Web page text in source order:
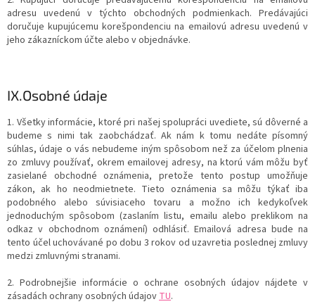
adresu uvedenú v týchto obchodných podmienkach. Predávajúci
doručuje kupujúcemu korešpondenciu na emailovú adresu uvedenú v
jeho zákazníckom účte alebo v objednávke.
IX.Osobné údaje
1. Všetky informácie, ktoré pri našej spolupráci uvediete, sú dôverné a
budeme s nimi tak zaobchádzať. Ak nám k tomu nedáte písomný
súhlas, údaje o vás nebudeme iným spôsobom než za účelom plnenia
zo zmluvy používať, okrem emailovej adresy, na ktorú vám môžu byť
zasielané obchodné oznámenia, pretože tento postup umožňuje
zákon, ak ho neodmietnete. Tieto oznámenia sa môžu týkať iba
podobného alebo súvisiaceho tovaru a možno ich kedykoľvek
jednoduchým spôsobom (zaslaním listu, emailu alebo preklikom na
odkaz v obchodnom oznámení) odhlásiť. Emailová adresa bude na
tento účel uchovávané po dobu 3 rokov od uzavretia poslednej zmluvy
medzi zmluvnými stranami.
2. Podrobnejšie informácie o ochrane osobných údajov nájdete v
zásadách ochrany osobných údajovTU.